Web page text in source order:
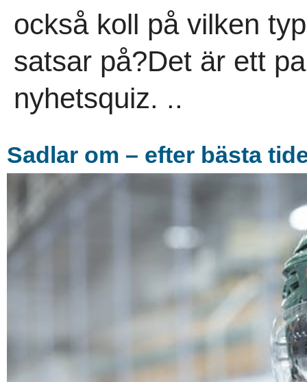
också koll på vilken
satsar på?Det är ett
nyhetsquiz. ..
Sadlar om – efter bästa